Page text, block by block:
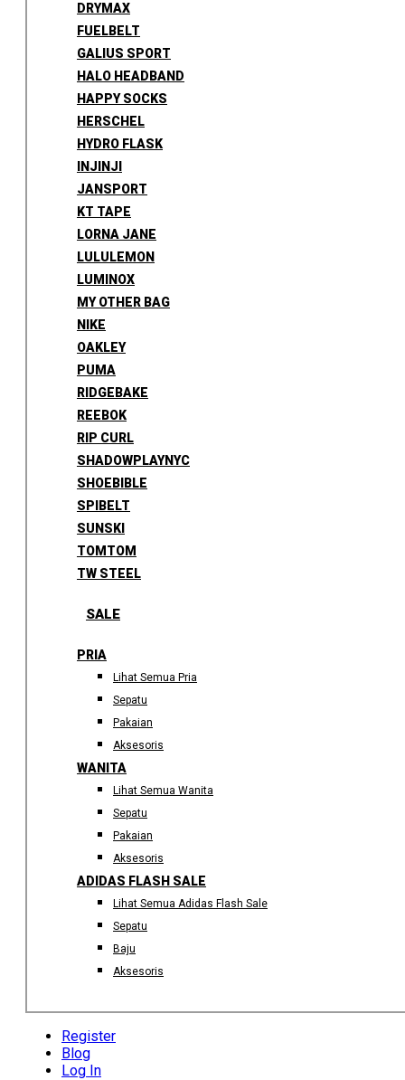
DRYMAX
FUELBELT
GALIUS SPORT
HALO HEADBAND
HAPPY SOCKS
HERSCHEL
HYDRO FLASK
INJINJI
JANSPORT
KT TAPE
LORNA JANE
LULULEMON
LUMINOX
MY OTHER BAG
NIKE
OAKLEY
PUMA
RIDGEBAKE
REEBOK
RIP CURL
SHADOWPLAYNYC
SHOEBIBLE
SPIBELT
SUNSKI
TOMTOM
TW STEEL
SALE
PRIA
Lihat Semua Pria
Sepatu
Pakaian
Aksesoris
WANITA
Lihat Semua Wanita
Sepatu
Pakaian
Aksesoris
ADIDAS FLASH SALE
Lihat Semua Adidas Flash Sale
Sepatu
Baju
Aksesoris
Register
Blog
Log In